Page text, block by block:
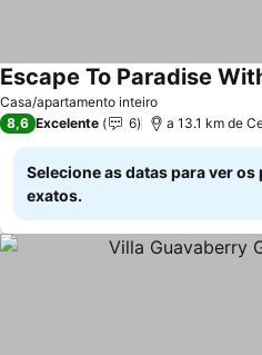
Casa/apartamento inteiro
Ver preços
8,6 Excelente 6 a 13.1 km de
Selecione as datas para ver os
exatos.